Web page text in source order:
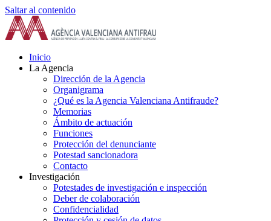
Saltar al contenido
Inicio
La Agencia
Dirección de la Agencia
Organigrama
¿Qué es la Agencia Valenciana Antifraude?
Memorias
Ámbito de actuación
Funciones
Protección del denunciante
Potestad sancionadora
Contacto
Investigación
Potestades de investigación e inspección
Deber de colaboración
Confidencialidad